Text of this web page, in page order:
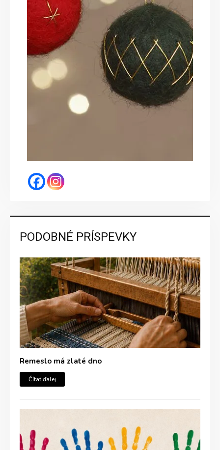
PODOBNÉ PRÍSPEVKY
Remeslo má zlaté dno
Čítať ďalej